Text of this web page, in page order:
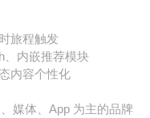
旅程触发
、内嵌推荐模块
内容个性化
媒体、App 为主的品牌